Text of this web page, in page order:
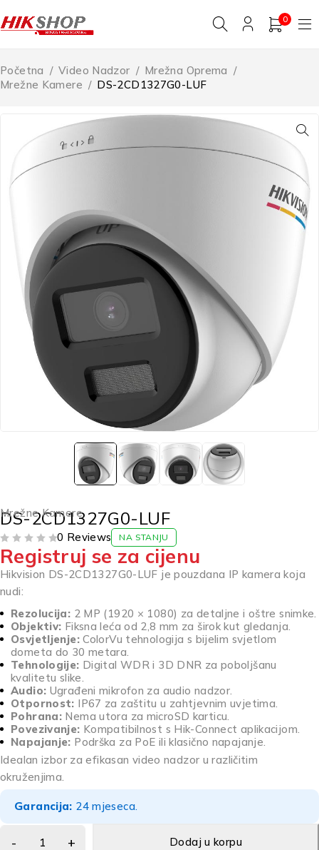
0
Početna / Video Nadzor / Mrežna Oprema /
Mrežne Kamere / DS-2CD1327G0-LUF
Mrežne Kamere
DS-2CD1327G0-LUF
0 Reviews NA STANJU
Registruj se za cijenu
Hikvision DS-2CD1327G0-LUF je pouzdana IP kamera koja
nudi:
Rezolucija: 2 MP (1920 × 1080) za detaljne i oštre snimke.
Objektiv: Fiksna leća od 2,8 mm za širok kut gledanja.
Osvjetljenje:ColorVu tehnologija s bijelim svjetlom
dometa do 30 metara.
Tehnologije: Digital WDR i 3D DNR za poboljšanu
kvalitetu slike.
Audio: Ugrađeni mikrofon za audio nadzor.
Otpornost: IP67 za zaštitu u zahtjevnim uvjetima.
Pohrana: Nema utora za microSD karticu.
Povezivanje: Kompatibilnost s Hik-Connect aplikacijom.
Napajanje: Podrška za PoE ili klasično napajanje.
Idealan izbor za efikasan video nadzor u različitim
okruženjima.
Garancija: 24 mjeseca.
Dodaj u korpu